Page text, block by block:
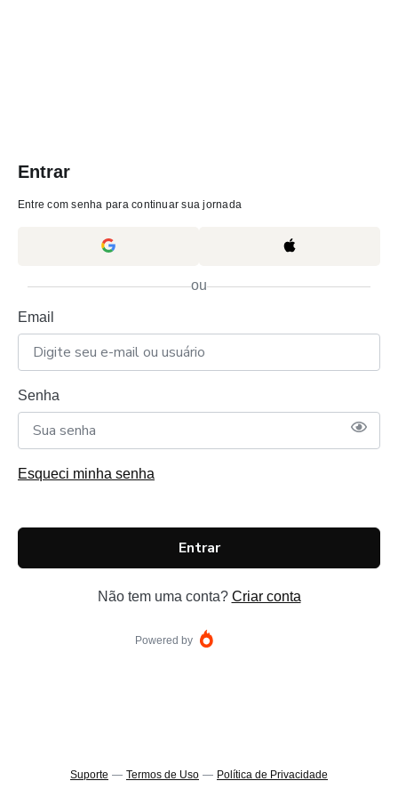
Entrar
Entre com senha para continuar sua jornada
ou
Email
Senha
Esqueci minha senha
Entrar
Não tem uma conta? Criar conta
Powered by
Suporte — Termos de Uso — Política de Privacidade